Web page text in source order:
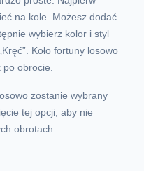
na kole. Możesz dodać
wybierz kolor i styl
Koło fortuny losowo
po obrocie.
zostanie wybrany
tej opcji, aby nie
obrotach.